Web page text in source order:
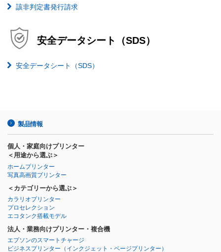
該非判定書発行請求
安全データシート（SDS）
安全データシート（SDS）
製品情報
個人・家庭向けプリンター
＜用途から選ぶ＞
ホームプリンター
写真高画質プリンター
＜カテゴリーから選ぶ＞
カラリオプリンター
プロセレクション
エコタンク搭載モデル
法人・業務向けプリンター・複合機
エプソンのスマートチャージ
ビジネスプリンター （インクジェット・ページプリンター）